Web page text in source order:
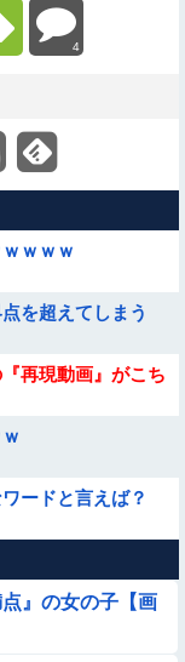
4
ｗｗｗ
を超えてしまう
再現動画』がこち
ードと言えば？
に感電させられ死
らないオジさんに
』の女の子【画